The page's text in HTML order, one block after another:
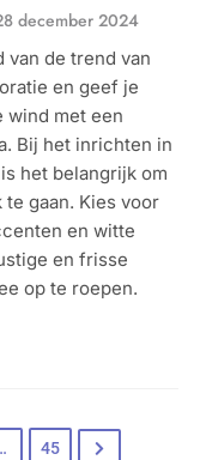
december 2024
van de trend van
en geef je
wind met een
Bij het inrichten in
het belangrijk om
gaan. Kies voor
en witte
en frisse
op te roepen.
45